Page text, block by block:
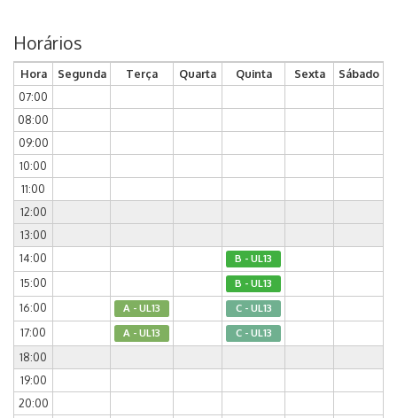
Horários
Hora Segunda Terça Quarta Quinta Sexta
Sábado
07:00
08:00
09:00
10:00
11:00
12:00
13:00
14:00
B - UL13
15:00 B - UL13
16:00 A - UL13 C - UL13
17:00 A - UL13 C - UL13
18:00
19:00
20:00